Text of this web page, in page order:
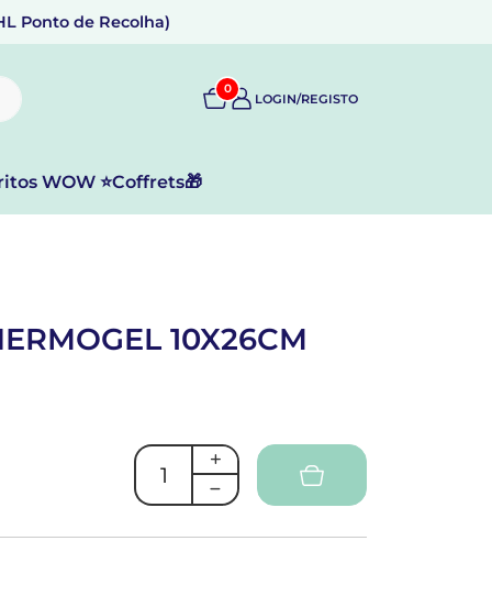
Ponto de Recolha)
0
LOGIN/REGISTO
WOW ⭐Coffrets🎁
10X26CM